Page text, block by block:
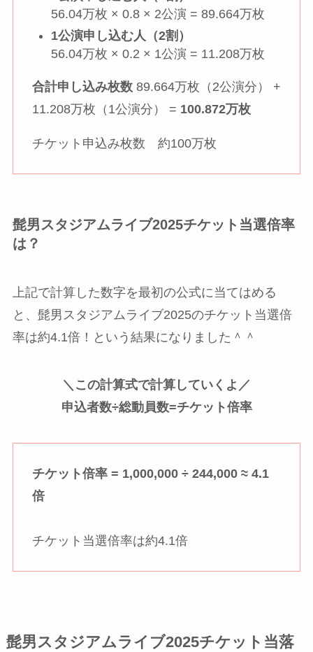
56.04万枚 × 0.8 × 2公演 = 89.664万枚
1公演申し込む人（2割）
56.04万枚 × 0.2 × 1公演 = 11.208万枚
合計申し込み枚数89.664万枚（2公演分） +
11.208万枚（1公演分） = 100.872万枚
チケット申込み枚数 約100万枚
髭男スタジアムライブ2025チケット当選倍率
は？
上記で計算した数字を最初の公式に当てはめる
と、髭男スタジアムライブ2025のチケット当選倍
率は約4.1倍！という結果になりました＾＾
＼この計算式で計算していくよ／
申込者数÷総動員数=チケット倍率
チケット倍率 = 1,000,000 ÷ 244,000 ≈ 4.1
倍
チケット当選倍率は約4.1倍
髭男スタジアムライブ2025チケット当落